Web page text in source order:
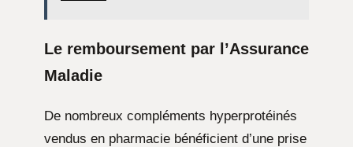
Le remboursement par l’Assurance
Maladie
De nombreux compléments hyperprotéinés
vendus en pharmacie bénéficient d’une prise